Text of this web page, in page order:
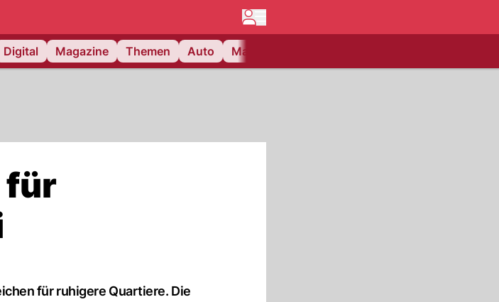
Digital Magazine Themen Auto Matchcenter
für
für ruhigere Quartiere. Die